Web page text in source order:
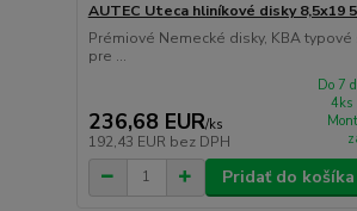
AUTEC Uteca hliníkové disky 8,5x19
Prémiové Nemecké disky, KBA
pre ...
236,68 EUR/ks
192,43 EUR bez DPH
Do 7
4ks
Pridať do košíka